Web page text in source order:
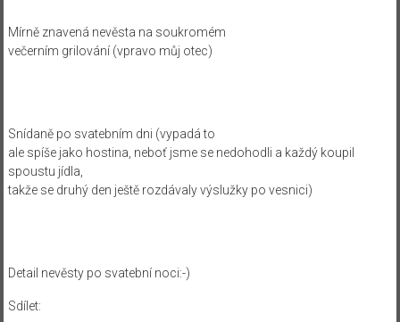
Mírně znavená nevěsta na soukromém
večerním grilování (vpravo můj otec)
Snídaně po svatebním dni (vypadá to
ale spíše jako hostina, neboť jsme se nedohodli a každý koupil
spoustu jídla,
takže se druhý den ještě rozdávaly výslužky po vesnici)
Detail nevěsty po svatební noci:-)
Sdílet: